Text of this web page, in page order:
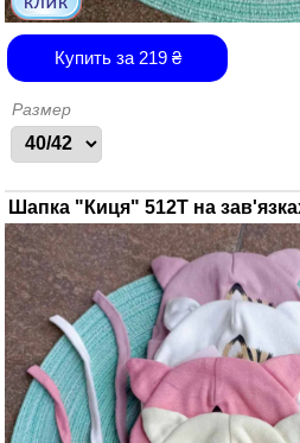
Купить за 219₴
Размер
Шапка "Киця" 512Т на